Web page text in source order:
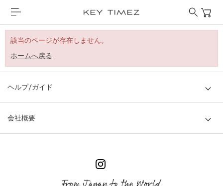
該当のページが存在しません。
ホームへ戻る
ヘルプ/ガイド
会社概要